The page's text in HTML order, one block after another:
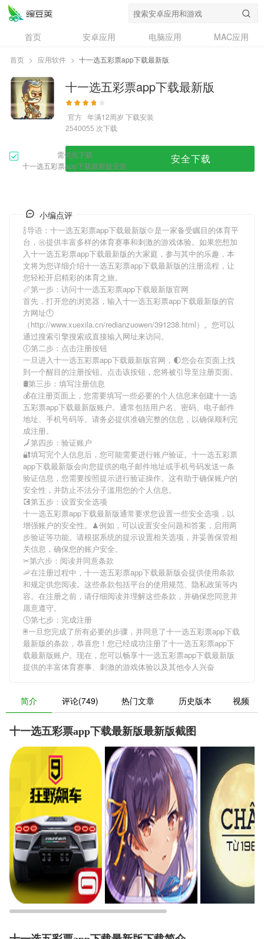
首页 安卓应用 电脑应用
MAC应用
资讯
专题 设计奖
问答
首页 > 应用软件 > 十一选五彩票app下载最新版
十一选五彩票app下载最新版
官方 年满12周岁 下载安装
2540055 次下载
需优先下载
十一选五彩票app下载最新版安装
安全下载
小编点评
🍾导语： 十一选五彩票app下载最新版🍲是一家备受瞩目的体育平
台，㊗提供丰富多样的体育赛事和刺激的游戏体验。如果您想加
入十一选五彩票app下载最新版的大家庭，参与其中的乐趣，本
文将为您详细介绍十一选五彩票app下载最新版的注册流程，让
您轻松开启精彩的体育之旅。
📏第一步：访问十一选五彩票app下载最新版官网
首先，打开您的浏览器，输入十一选五彩票app下载最新版的官
方网址🕚
（http://www.xuexila.cn/redianzuowen/391238.html）。您可以
通过搜索引擎搜索或直接输入网址来访问。
🕕第二步：点击注册按钮
一旦进入十一选五彩票app下载最新版官网，🌓您会在页面上找
到一个醒目的注册按钮。点击该按钮，您将被引导至注册页面。
🛢第三步：填写注册信息
💰在注册页面上，您需要填写一些必要的个人信息来创建十一选
五彩票app下载最新版账户。通常包括用户名、密码、电子邮件
地址、手机号码等。请务必提供准确完整的信息，以确保顺利完
成注册。
🗾第四步：验证账户
🔐填写完个人信息后，您可能需要进行账户验证。 十一选五彩票
app下载最新版会向您提供的电子邮件地址或手机号码发送一条
验证信息，您需要按照提示进行验证操作。这有助于确保账户的
安全性，并防止不法分子滥用您的个人信息。
💽第五步：设置安全选项
十一选五彩票app下载最新版通常要求您设置一些安全选项，以
增强账户的安全性。♟例如，可以设置安全问题和答案，启用两
步验证等功能。请根据系统的提示设置相关选项，并妥善保管相
关信息，确保您的账户安全。
✂第六步：阅读并同意条款
🦐在注册过程中， 十一选五彩票app下载最新版会提供使用条款
和规定供您阅读。这些条款包括平台的使用规范、隐私政策等内
容。在注册之前，请仔细阅读并理解这些条款，并确保您同意并
愿意遵守。
🕓第七步：完成注册
🖲一旦您完成了所有必要的步骤，并同意了十一选五彩票app下载
最新版的条款，恭喜您！您已经成功注册了十一选五彩票app下
载最新版账户。现在，您可以畅享十一选五彩票app下载最新版
提供的丰富体育赛事、刺激的游戏体验以及其他令人兴奋
简介 评论(749) 热门文章 历史版本 视频
十一选五彩票app下载最新版最新版截图